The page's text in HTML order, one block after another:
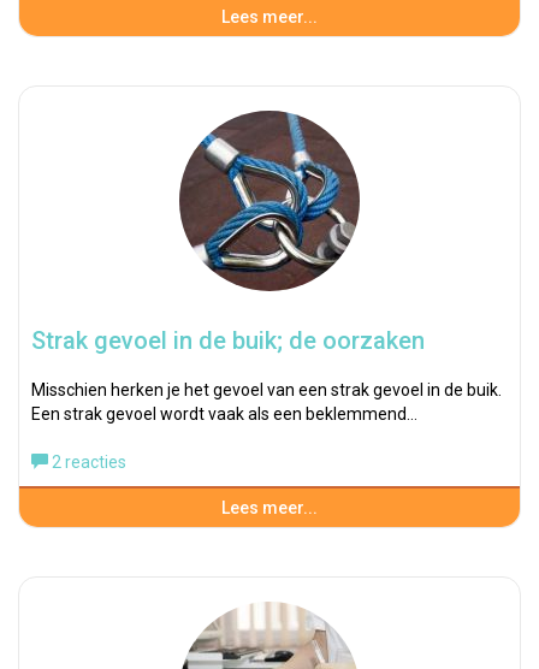
Lees meer...
Strak gevoel in de buik; de oorzaken
Misschien herken je het gevoel van een strak gevoel in de buik.
Een strak gevoel wordt vaak als een beklemmend…
2 reacties
Lees meer...